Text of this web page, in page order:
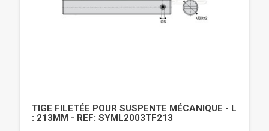
TIGE FILETÉE POUR SUSPENTE MÉCANIQUE - L
: 213MM - REF: SYML2003TF213